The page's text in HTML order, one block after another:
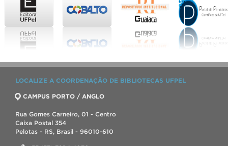
LOCALIZE A COORDENAÇÃO DE BIBLIOTECAS UFPEL
CAMPUS PORTO / ANGLO
Rua Gomes Carneiro, 01 - Centro
Caixa Postal 354
Pelotas - RS, Brasil - 96010-610